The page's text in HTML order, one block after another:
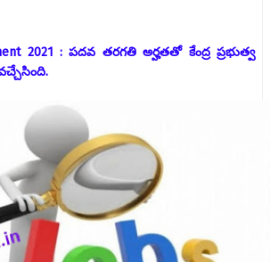
2021 : పదవ తరగతి అర్హతతో కేంద్ర ప్రభుత్వ